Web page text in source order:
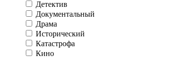
Детектив
Документальный
Драма
Исторический
Катастрофа
Кино